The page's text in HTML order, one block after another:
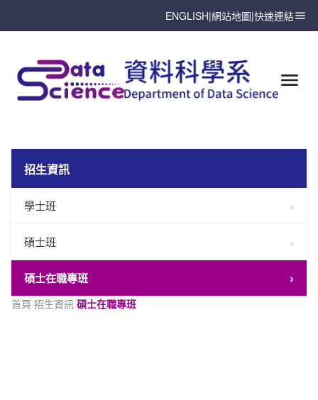
ENGLISH|網站地圖|快速連結
招生資訊
學士班
碩士班
碩士在職專班
首頁/招生資訊/碩士在職專班